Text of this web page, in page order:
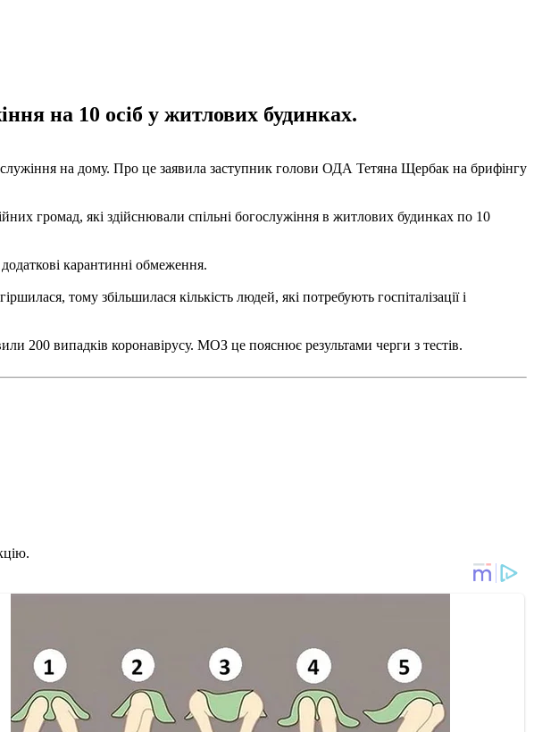
на 10 осіб у житлових будинках.
на дому. Про це заявила заступник голови ОДА Тетяна Щербак на брифінгу
громад, які здійснювали спільні богослужіння в житлових будинках по 10
карантинні обмеження.
тому збільшилася кількість людей, які потребують госпіталізації і
200 випадків коронавірусу. МОЗ це пояснює результами черги з тестів.